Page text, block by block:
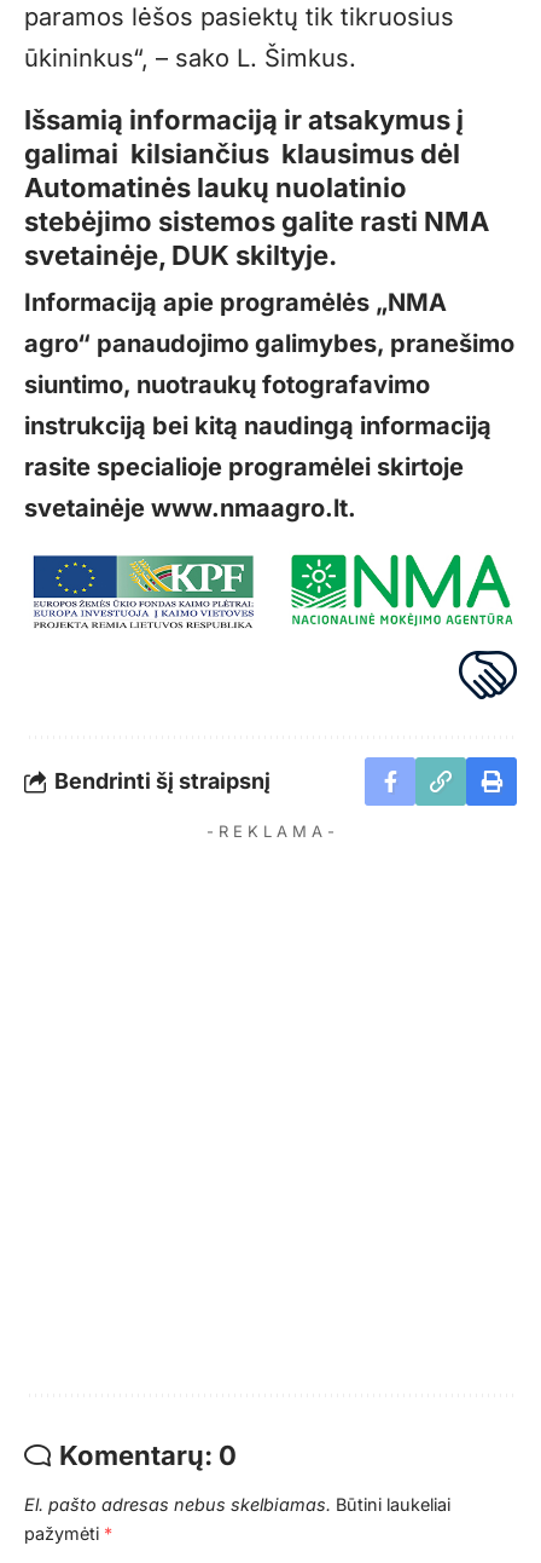
paramos lėšos pasiektų tik tikruosius
ūkininkus“, – sako L. Šimkus.
Išsamią informaciją ir atsakymus į
galimai kilsiančius klausimus dėl
Automatinės laukų nuolatinio
stebėjimo sistemos galite rasti NMA
svetainėje, DUK skiltyje.
Informaciją apie programėlės „NMA
agro“ panaudojimo galimybes, pranešimo
siuntimo, nuotraukų fotografavimo
instrukciją bei kitą naudingą informaciją
rasite specialioje programėlei skirtoje
svetainėje www.nmaagro.lt.
Bendrinti šį straipsnį
- R E K L A M A -
Komentarų: 0
El. pašto adresas nebus skelbiamas. Būtini laukeliai
pažymėti *